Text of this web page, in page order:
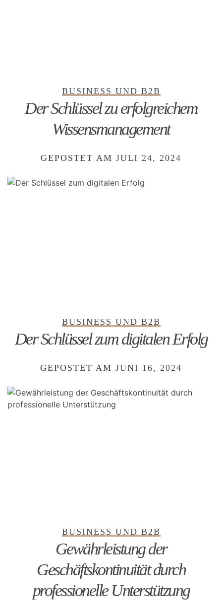
BUSINESS UND B2B
Der Schlüssel zu erfolgreichem
Wissensmanagement
GEPOSTET AM JULI 24, 2024
BUSINESS UND B2B
Der Schlüssel zum digitalen Erfolg
GEPOSTET AM JUNI 16, 2024
BUSINESS UND B2B
Gewährleistung der
Geschäftskontinuität durch
professionelle Unterstützung